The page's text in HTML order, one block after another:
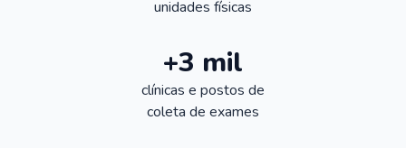
unidades físicas
+3 mil
clínicas e postos de
coleta de exames